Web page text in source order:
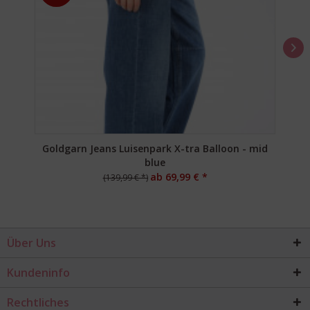
Goldgarn Jeans Luisenpark X-tra Balloon - mid
blue
(139,99 € *) ab 69,99 € *
Über Uns
Kundeninfo
Rechtliches